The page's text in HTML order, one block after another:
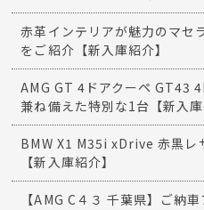
赤革インテリアが魅力のマセ
をご紹介【新入庫紹介】
AMG GT 4ドアクーペ GT43
兼ね備えた特別な1台【新入庫
BMW X1 M35i xDrive 赤黒レ
【新入庫紹介】
【AMG C４３ 千葉県】ご納